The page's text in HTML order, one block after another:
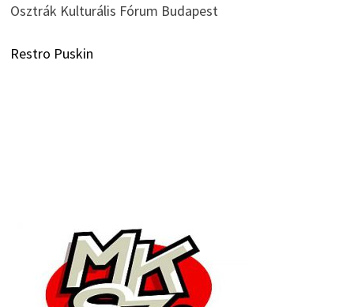
Osztrák Kulturális Fórum Budapest
Restro Puskin